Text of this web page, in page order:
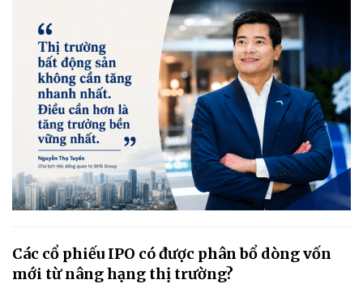
Các cổ phiếu IPO có được phân bổ dòng vốn
mới từ nâng hạng thị trường?